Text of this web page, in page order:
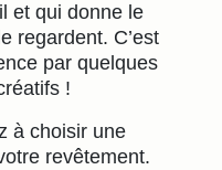
et qui donne le
regardent. C’est
par quelques
!
à choisir une
revêtement.